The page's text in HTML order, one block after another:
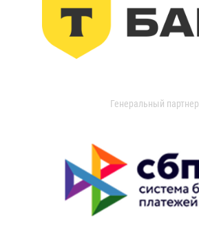
Генеральный партнер